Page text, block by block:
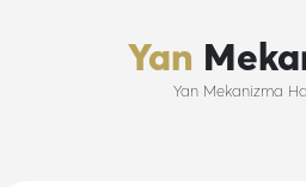
Yan
Yan Mekanizma